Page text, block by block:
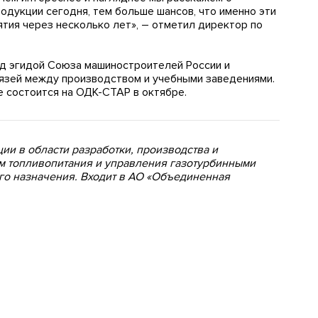
сегодня, тем больше шансов, что именно эти
через несколько лет», – отметил директор по
эгидой Союза машиностроителей России и
между производством и учебными заведениями.
на ОДК-СТАР в октябре.
в области разработки, производства и
и управления газотурбинными
назначения. Входит в АО «Объединенная